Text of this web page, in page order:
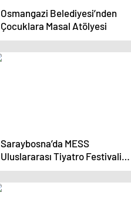
Osmangazi Belediyesi’nden
Çocuklara Masal Atölyesi
Saraybosna’da MESS
Uluslararası Tiyatro Festivali
Gazze’yi Anlatıyor